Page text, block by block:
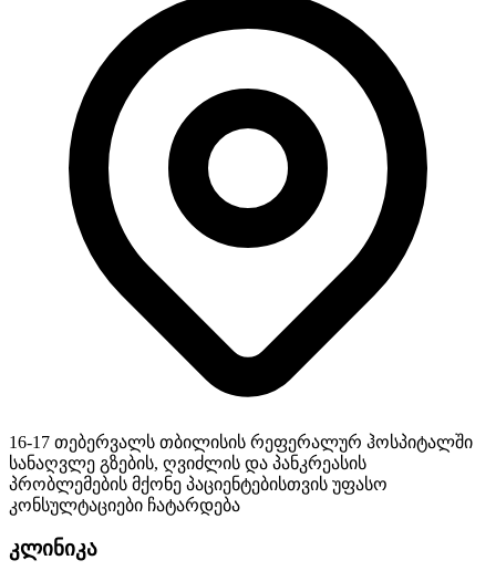
16-17 თებერვალს თბილისის რეფერალურ ჰოსპიტალში
სანაღვლე გზების, ღვიძლის და პანკრეასის
პრობლემების მქონე პაციენტებისთვის უფასო
კონსულტაციები ჩატარდება
კლინიკა